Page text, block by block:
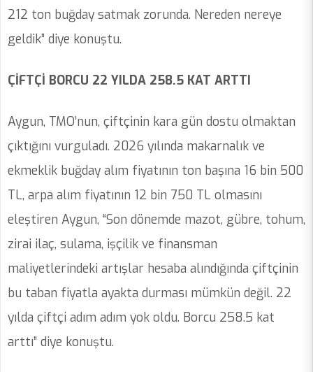
212 ton buğday satmak zorunda. Nereden nereye
geldik” diye konuştu.
ÇİFTÇİ BORCU 22 YILDA 258.5 KAT ARTTI
Aygun, TMO’nun, çiftçinin kara gün dostu olmaktan
çıktığını vurguladı. 2026 yılında makarnalık ve
ekmeklik buğday alım fiyatının ton başına 16 bin 500
TL, arpa alım fiyatının 12 bin 750 TL olmasını
eleştiren Aygun, “Son dönemde mazot, gübre, tohum,
zirai ilaç, sulama, işçilik ve finansman
maliyetlerindeki artışlar hesaba alındığında çiftçinin
bu taban fiyatla ayakta durması mümkün değil. 22
yılda çiftçi adım adım yok oldu. Borcu 258.5 kat
arttı” diye konuştu.